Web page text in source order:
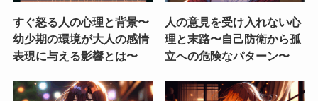
すぐ怒る人の心理と背景〜
幼少期の環境が大人の感情
表現に与える影響とは〜
人の意見を受け入れない心
理と末路〜自己防衛から孤
立への危険なパターン〜